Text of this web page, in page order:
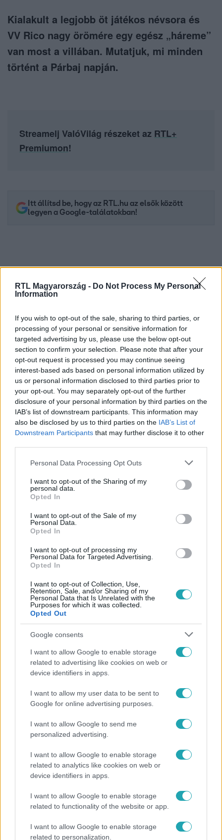
RTL Magyarország - Do Not Process My Personal
Information
If you wish to opt-out of the sale, sharing to third parties, or
processing of your personal or sensitive information for
targeted advertising by us, please use the below opt-out
section to confirm your selection. Please note that after your
opt-out request is processed you may continue seeing
interest-based ads based on personal information utilized by
us or personal information disclosed to third parties prior to
your opt-out. You may separately opt-out of the further
disclosure of your personal information by third parties on the
IAB’s list of downstream participants. This information may
also be disclosed by us to third parties on the IAB’s List of
Downstream Participants that may further disclose it to other
Please note that this website/app uses one or more Google
not limited to your visit or usage behaviour. You may click to
grant or deny consent to Google and its third-party tags to
use your data for below specified purposes in below Google
consent section.
Personal Data Processing Opt Outs
I want to opt-out of the Sharing of my
personal data.
Opted In
I want to opt-out of the Sale of my
Personal Data.
Opted In
I want to opt-out of processing my
Personal Data for Targeted Advertising.
Opted In
I want to opt-out of Collection, Use,
Retention, Sale, and/or Sharing of my
Personal Data that Is Unrelated with the
Purposes for which it was collected.
Opted Out
Google consents
I want to allow Google to enable storage
related to advertising like cookies on web or
device identifiers in apps.
I want to allow my user data to be sent to
Google for online advertising purposes.
I want to allow Google to send me
personalized advertising.
I want to allow Google to enable storage
related to analytics like cookies on web or
device identifiers in apps.
I want to allow Google to enable storage
related to functionality of the website or app.
I want to allow Google to enable storage
related to personalization.
Kialakult a legjobb öt játékos névsora és
VV Rico nagy örömére egy egész „háreme”
van most a villában. Mutatjuk, mi minden
történt a Párbaj napján.
Streamelj ValóVilág részeket az RTL+
Premiumon!
Itt állítsd be, hogy az RTL.hu az elsők között
legyen a Google-találatokban!
Kövess minket, és értesülj a friss hírekről a
Facebookon is!
Követem
#VALÓVILÁG #VALÓVILÁG11 #VV11 #11. ÉVAD
ÖSSZEFOGLALÓ #CIKK #VV RICO
Népszerű
Horoszkóp